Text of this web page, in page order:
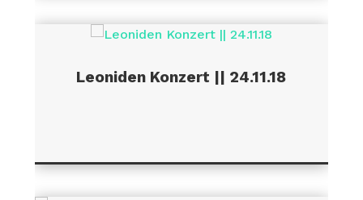
Leoniden Konzert || 24.11.18